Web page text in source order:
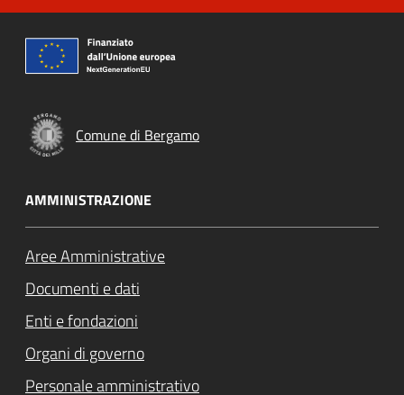
Comune di Bergamo
AMMINISTRAZIONE
Aree Amministrative
Documenti e dati
Enti e fondazioni
Organi di governo
Personale amministrativo